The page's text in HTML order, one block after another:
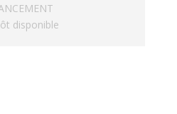
disponible